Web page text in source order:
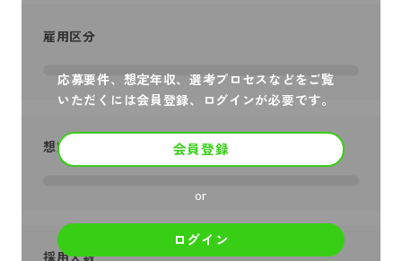
応募要件、想定年収、選考プロセスなどをご覧
いただくには会員登録、ログインが必要です。
会員登録
or
ログイン
雇用区分
想定年収
採用人数